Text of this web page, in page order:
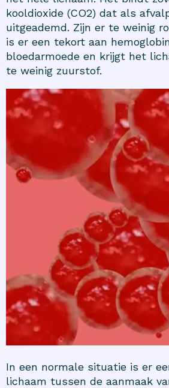
kooldioxide (CO2) dat als
uitgeademd. Zijn er te weinig
is er een tekort aan
bloedarmoede en krijgt het
te weinig zuurstof.
In een normale situatie is er
lichaam tussen de aanmaak